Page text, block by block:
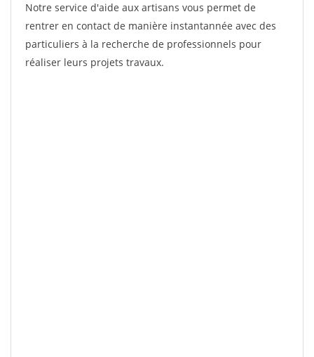
Notre service d'aide aux artisans vous permet de
rentrer en contact de manière instantannée avec des
particuliers à la recherche de professionnels pour
réaliser leurs projets travaux.